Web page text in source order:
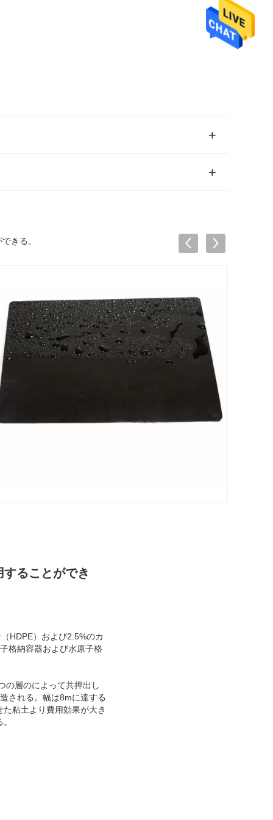
きる。
ることができ
HDPE）および2.5%のカ
格納容器および水原子格
の層のによって共押出し
される。幅は8mに達する
粘土より費用効果が大き